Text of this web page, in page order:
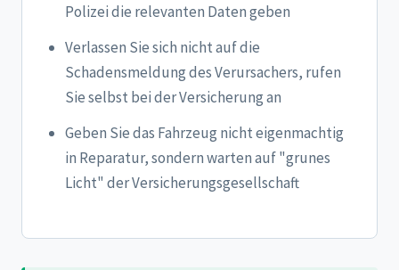
Polizei die relevanten Daten geben
Verlassen Sie sich nicht auf die
Schadensmeldung des Verursachers, rufen
Sie selbst bei der Versicherung an
Geben Sie das Fahrzeug nicht eigenmachtig
in Reparatur, sondern warten auf "grunes
Licht" der Versicherungsgesellschaft